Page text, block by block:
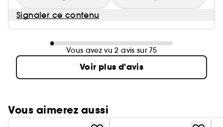
Signaler ce contenu
Vous avez vu 2 avis sur 75
Voir plus d'avis
Vous aimerez aussi